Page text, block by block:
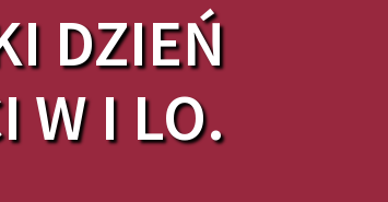
DZIEŃ
W I LO.